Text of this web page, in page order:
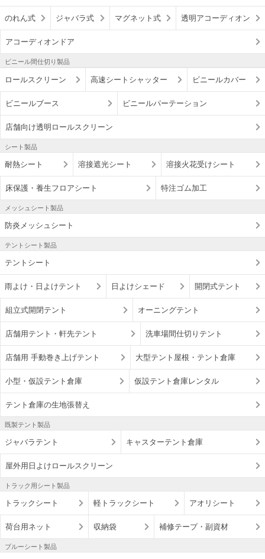
のれん式 ジャバラ式 マグネット式 透明アコーディオン
アコーディオンドア
ビニール間仕切り製品
ロールスクリーン 高速シートシャッター ビニールカバー
ビニールブース ビニールパーテーション
店舗向け透明ロールスクリーン
シート製品
耐熱シート 溶接遮光シート 溶接火花受けシート
床保護・養生フロアシート 特注ゴム加工
メッシュシート製品
防炎メッシュシート
テントシート製品
テントシート
雨よけ・日よけテント 日よけシェード 開閉式テント
組立式開閉テント オーニングテント
店舗用テント・軒先テント 洗車場間仕切りテント
店舗用 手動巻き上げテント 大型テント屋根・テント倉庫
小型・仮設テント倉庫 仮設テント倉庫レンタル
テント倉庫の生地張替え
既製テント製品
ジャバラテント キャスターテント倉庫
屋外用日よけロールスクリーン
トラック用シート製品
トラックシート 軽トラックシート アオリシート
荷台用ネット 収納袋 補修テープ・副資材
ブルーシート製品